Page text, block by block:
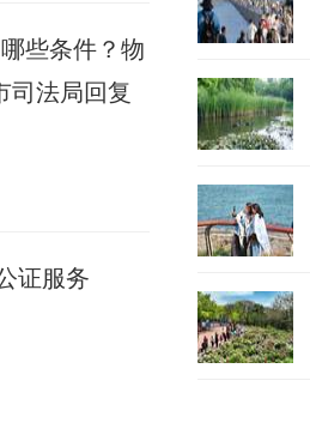
些条件？物
司法局回复
证服务